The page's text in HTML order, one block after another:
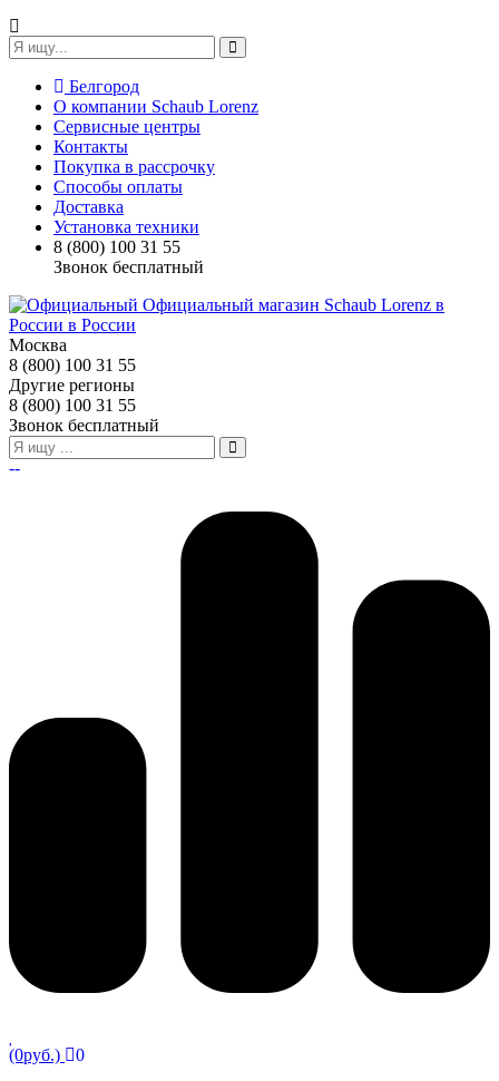
Белгород
О компании Schaub Lorenz
Сервисные центры
Контакты
Покупка в рассрочку
Способы оплаты
Доставка
Установка техники
8 (800) 100 31 55
Звонок бесплатный
Москва
8 (800) 100 31 55
Другие регионы
8 (800) 100 31 55
Звонок бесплатный
--
(0руб.)
0